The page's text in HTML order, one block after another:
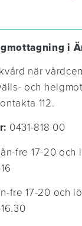
i
när
och
112.
0431-818 00
fre 17-20 och
fre 17-20 och